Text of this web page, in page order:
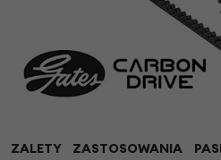
ZALETY ZASTOSOWANIA